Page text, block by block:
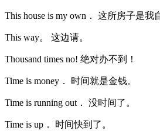
This house is my own． 这所房子是我
This way。 这边请。
Thousand times no! 绝对办不到！
Time is money． 时间就是金钱。
Time is running out． 没时间了。
Time is up． 时间快到了。